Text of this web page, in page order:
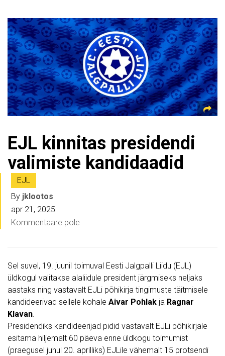
EJL kinnitas presidendi
valimiste kandidaadid
EJL
By jklootos
apr 21, 2025
Kommentaare pole
Sel suvel, 19. juunil toimuval Eesti Jalgpalli Liidu (EJL)
üldkogul valitakse alaliidule president järgmiseks neljaks
aastaks ning vastavalt EJLi põhikirja tingimuste täitmisele
kandideerivad sellele kohale Aivar Pohlak ja Ragnar
Klavan.
Presidendiks kandideerijad pidid vastavalt EJLi põhikirjale
esitama hiljemalt 60 päeva enne üldkogu toimumist
(praegusel juhul 20. aprilliks) EJLile vähemalt 15 protsendi